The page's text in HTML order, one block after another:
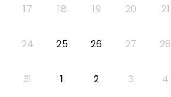
17 18 19 20 21
24 25 26 27 28
31 1 2 3 4